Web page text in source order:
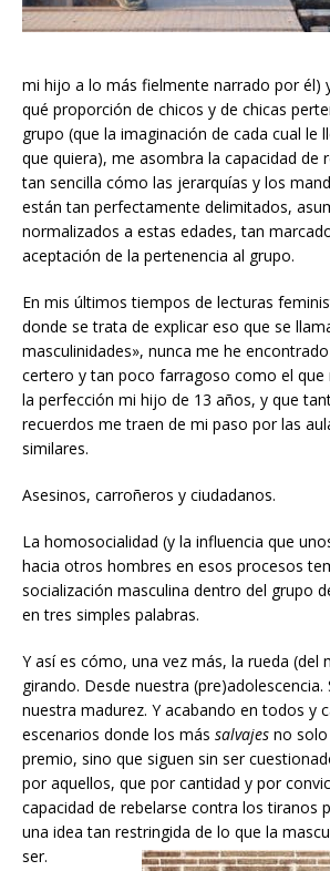
mi hijo a lo más fielmente narrado por él)
qué proporción de chicos y de chicas
grupo (que la imaginación de cada cual le
que quiera), me asombra la capacidad de
tan sencilla cómo las jerarquías y los
están tan perfectamente delimitados,
normalizados a estas edades, tan
aceptación de la pertenencia al grupo.
En mis últimos tiempos de lecturas
donde se trata de explicar eso que se
masculinidades», nunca me he
certero y tan poco farragoso como el que
la perfección mi hijo de 13 años, y que
recuerdos me traen de mi paso por las
similares.
Asesinos, carroñeros y ciudadanos.
La homosocialidad (y la influencia que
hacia otros hombres en esos procesos
socialización masculina dentro del grupo
en tres simples palabras.
Y así es cómo, una vez más, la rueda (del
girando. Desde nuestra (pre)adolescencia.
nuestra madurez. Y acabando en todos y
escenarios donde los más salvajes no
premio, sino que siguen sin ser
por aquellos, que por cantidad y por
capacidad de rebelarse contra los tiranos
una idea tan restringida de lo que la
ser.